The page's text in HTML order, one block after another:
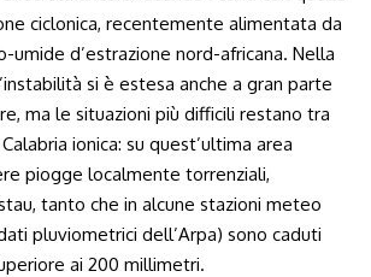
ciclonica, recentemente alimentata da
umide d’estrazione nord-africana. Nella
si è estesa anche a gran parte
ma le situazioni più difficili restano tra
ionica: su quest’ultima area
piogge localmente torrenziali,
tanto che in alcune stazioni meteo
pluviometrici dell’Arpa) sono caduti
ai 200 millimetri.